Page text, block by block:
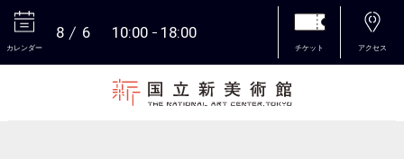
カレンダー
8 6 10:00 18:00
チケット アクセス